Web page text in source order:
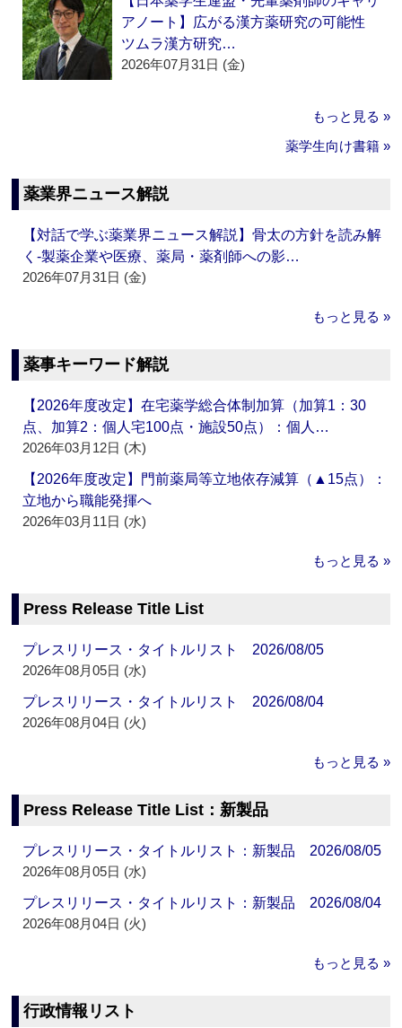
アノート】広がる漢方薬研究の可能性
ツムラ漢方研究…
2026年07月31日 (金)
もっと見る »
薬学生向け書籍 »
薬業界ニュース解説
【対話で学ぶ薬業界ニュース解説】骨太の方針を読み解
く‐製薬企業や医療、薬局・薬剤師への影…
2026年07月31日 (金)
もっと見る »
薬事キーワード解説
【2026年度改定】在宅薬学総合体制加算（加算1：30
点、加算2：個人宅100点・施設50点）：個人…
2026年03月12日 (木)
【2026年度改定】門前薬局等立地依存減算（▲15点）：
立地から職能発揮へ
2026年03月11日 (水)
もっと見る »
Press Release Title List
プレスリリース・タイトルリスト 2026/08/05
2026年08月05日 (水)
プレスリリース・タイトルリスト 2026/08/04
2026年08月04日 (火)
もっと見る »
Press Release Title List：新製品
プレスリリース・タイトルリスト：新製品 2026/08/05
2026年08月05日 (水)
プレスリリース・タイトルリスト：新製品 2026/08/04
2026年08月04日 (火)
もっと見る »
行政情報リスト